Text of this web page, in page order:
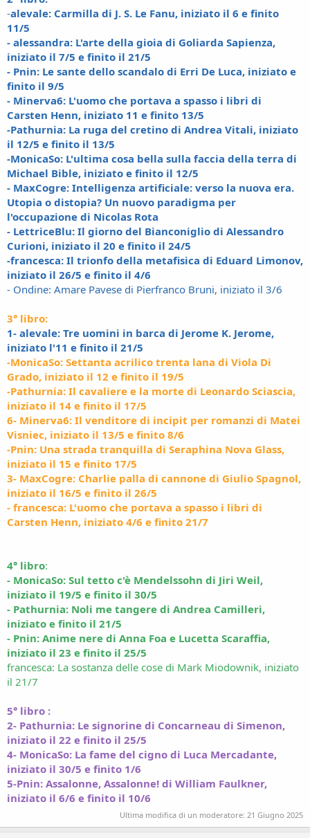
-alevale: Carmilla di J. S. Le Fanu, iniziato il 6 e finito
11/5
- alessandra: L'arte della gioia di Goliarda Sapienza,
iniziato il 7/5 e finito il 21/5
- Pnin: Le sante dello scandalo di Erri De Luca, iniziato e
finito il 9/5
- Minerva6: L'uomo che portava a spasso i libri di
Carsten Henn, iniziato 11 e finito 13/5
-Pathurnia: La ruga del cretino di Andrea Vitali, iniziato
il 12/5 e finito il 13/5
-MonicaSo: L'ultima cosa bella sulla faccia della terra di
Michael Bible, iniziato e finito il 12/5
- MaxCogre: Intelligenza artificiale: verso la nuova era.
Utopia o distopia? Un nuovo paradigma per
l'occupazione di Nicolas Rota
- LettriceBlu: Il giorno del Bianconiglio di Alessandro
Curioni, iniziato il 20 e finito il 24/5
-francesca: Il trionfo della metafisica di Eduard Limonov,
iniziato il 26/5 e finito il 4/6
- Ondine: Amare Pavese di Pierfranco Bruni, iniziato il 3/6
3° libro:
1- alevale: Tre uomini in barca di Jerome K. Jerome,
iniziato l'11 e finito il 21/5
-MonicaSo: Settanta acrilico trenta lana di Viola Di
Grado, iniziato il 12 e finito il 19/5
-Pathurnia: Il cavaliere e la morte di Leonardo Sciascia,
iniziato il 14 e finito il 17/5
6- Minerva6: Il venditore di incipit per romanzi di Matei
Visniec, iniziato il 13/5 e finito 8/6
-Pnin: Una strada tranquilla di Seraphina Nova Glass,
iniziato il 15 e finito 17/5
3- MaxCogre: Charlie palla di cannone di Giulio Spagnol,
iniziato il 16/5 e finito il 26/5
- francesca: L'uomo che portava a spasso i libri di
Carsten Henn, iniziato 4/6 e finito 21/7
4° libro:
- MonicaSo: Sul tetto c'è Mendelssohn di Jiri Weil,
iniziato il 19/5 e finito il 30/5
- Pathurnia: Noli me tangere di Andrea Camilleri,
iniziato e finito il 21/5
- Pnin: Anime nere di Anna Foa e Lucetta Scaraffia,
iniziato il 23 e finito il 25/5
francesca: La sostanza delle cose di Mark Miodownik, iniziato
il 21/7
5° libro :
2- Pathurnia: Le signorine di Concarneau di Simenon,
iniziato il 22 e finito il 25/5
4- MonicaSo: La fame del cigno di Luca Mercadante,
iniziato il 30/5 e finito 1/6
5-Pnin: Assalonne, Assalonne! di William Faulkner,
iniziato il 6/6 e finito il 10/6
Ultima modifica di un moderatore: 21 Giugno 2025